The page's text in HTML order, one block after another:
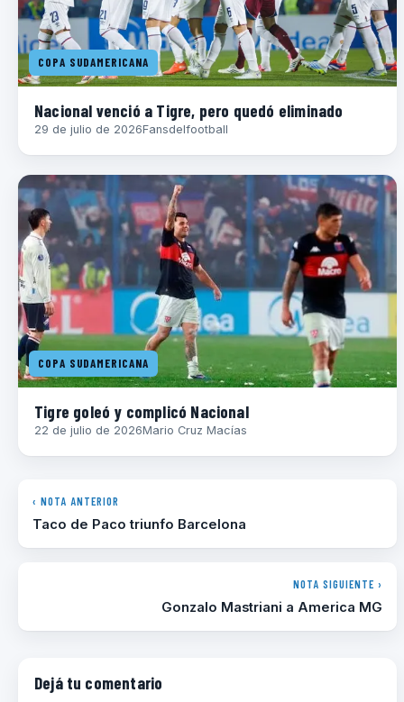
COPA SUDAMERICANA
Nacional venció a Tigre, pero quedó eliminado
29 de julio de 2026Fansdelfootball
COPA SUDAMERICANA
Tigre goleó y complicó Nacional
22 de julio de 2026Mario Cruz Macías
‹ NOTA ANTERIOR
Taco de Paco triunfo Barcelona
NOTA SIGUIENTE ›
Gonzalo Mastriani a America MG
Dejá tu comentario